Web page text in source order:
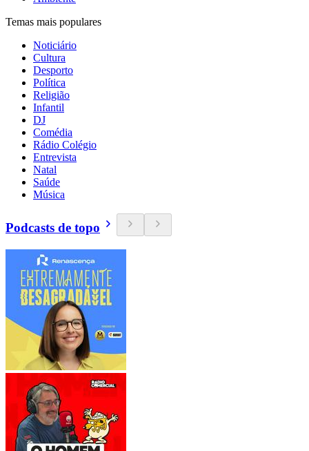
Temas mais populares
Noticiário
Cultura
Desporto
Política
Religião
Infantil
DJ
Comédia
Rádio Colégio
Entrevista
Natal
Saúde
Música
Podcasts de topo